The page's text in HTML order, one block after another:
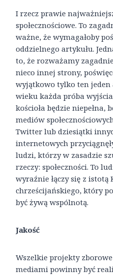
I rzecz prawie
społecznościowe. To
ważne, że wymagałoby
oddzielnego artykułu.
to, że rozważamy
nieco innej strony,
wyjątkowo tylko ten jeden
wieku każda próba
kościoła będzie niepełna,
mediów
Twitter lub dziesiątki
internetowych
ludzi, którzy w zasadzie
rzeczy: społeczności. To
wyraźnie łączy się z istotą
chrześcijańskiego, który
być żywą wspólnotą.
Jakość
Wszelkie projekty
mediami powinny być